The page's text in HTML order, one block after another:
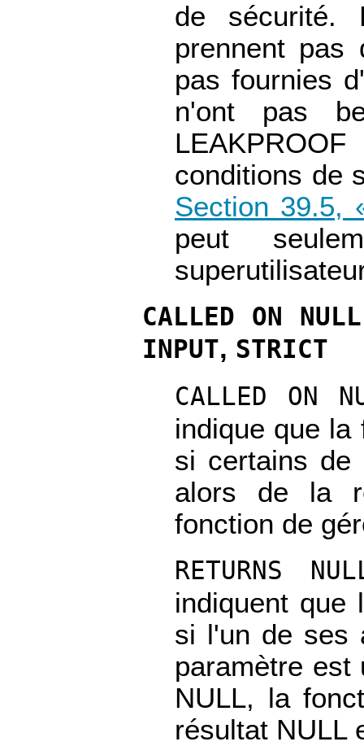
de sécurité.
prennent pas
pas fournies
n'ont pas
conditions de
Section 39.5,
peut
CALLED ON
INPUT, STRICT
CALLED ON
indique que la
si certains de
alors de la
fonction de
RETURNS
indiquent que
si l'un de ses
paramètre est
NULL, la
résultat NULL